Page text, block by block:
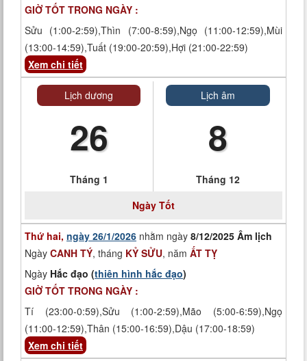
GIỜ TỐT TRONG NGÀY :
Sửu (1:00-2:59),Thìn (7:00-8:59),Ngọ (11:00-12:59),Mùi
(13:00-14:59),Tuất (19:00-20:59),Hợi (21:00-22:59)
Xem chi tiết
Lịch dương
26
Tháng 1
Lịch âm
8
Tháng 12
Ngày Tốt
Thứ hai, ngày 26/1/2026 nhằm ngày 8/12/2025 Âm lịch
Ngày CANH TÝ, tháng KỶ SỬU, năm ẤT TỴ
Ngày Hắc đạo (thiên hình hắc đạo)
GIỜ TỐT TRONG NGÀY :
Tí (23:00-0:59),Sửu (1:00-2:59),Mão (5:00-6:59),Ngọ
(11:00-12:59),Thân (15:00-16:59),Dậu (17:00-18:59)
Xem chi tiết